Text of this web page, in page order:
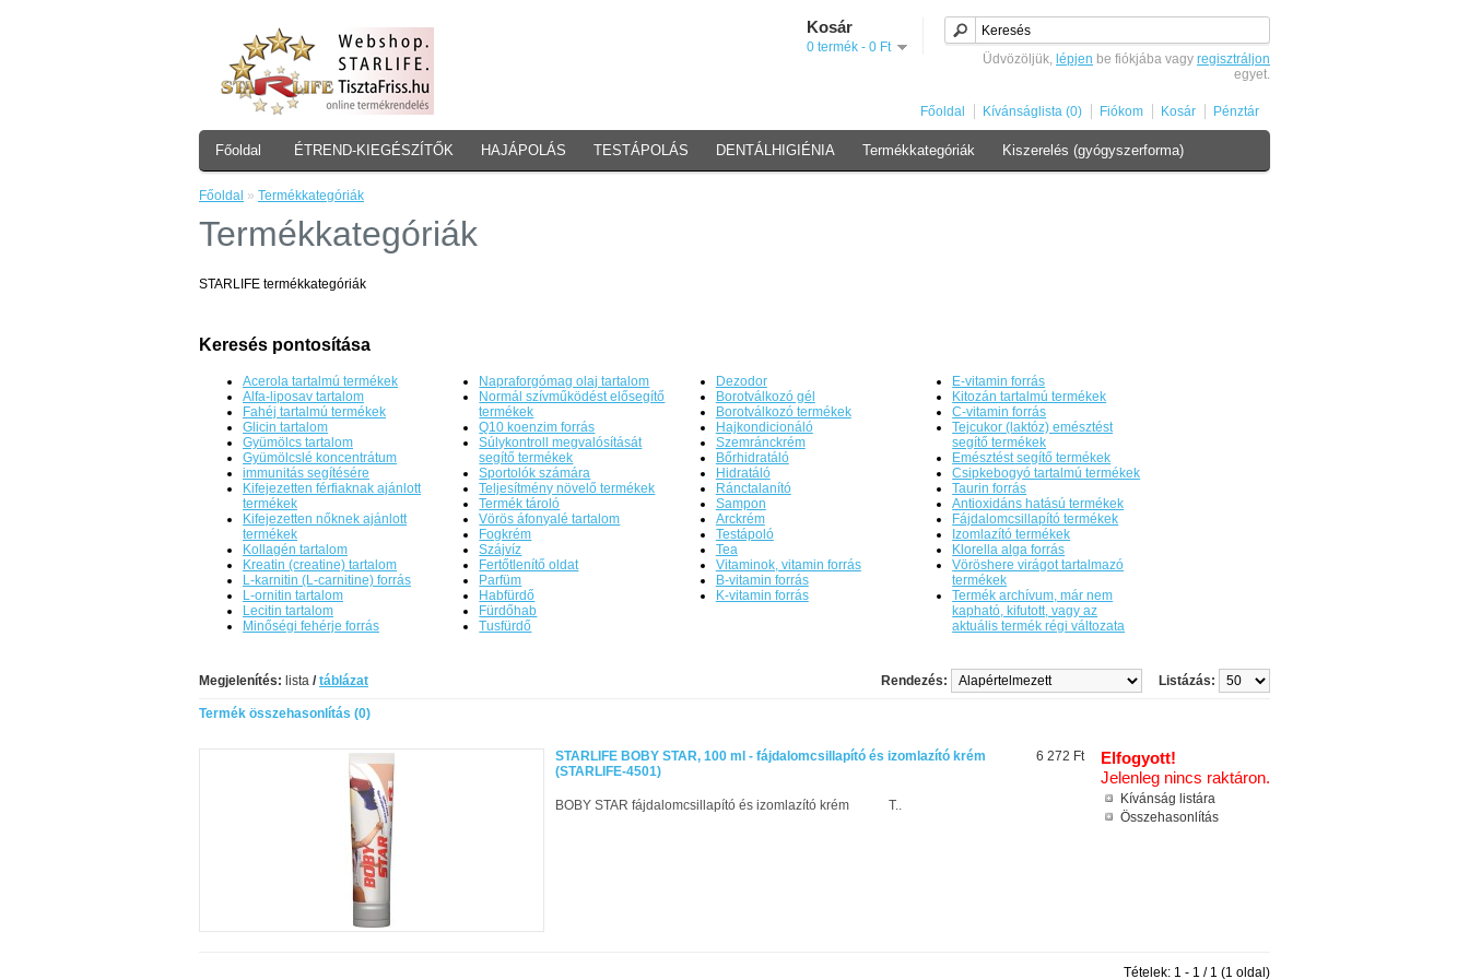
Kosár
0 termék - 0 Ft
Üdvözöljük, lépjen be fiókjába vagy regisztráljon
egyet.
Főoldal Kívánságlista (0) Fiókom Kosár Pénztár
Főoldal ÉTREND-KIEGÉSZÍTŐK HAJÁPOLÁS TESTÁPOLÁS DENTÁLHIGIÉNIA Termékkategóriák Kiszerelés (gyógyszerforma)
Főoldal » Termékkategóriák
Termékkategóriák
STARLIFE termékkategóriák
Keresés pontosítása
Acerola tartalmú termékek
Alfa-liposav tartalom
Fahéj tartalmú termékek
Glicin tartalom
Gyümölcs tartalom
Gyümölcslé koncentrátum
immunitás segítésére
Kifejezetten férfiaknak ajánlott
termékek
Kifejezetten nőknek ajánlott
termékek
Kollagén tartalom
Kreatin (creatine) tartalom
L-karnitin (L-carnitine) forrás
L-ornitin tartalom
Lecitin tartalom
Minőségi fehérje forrás
Napraforgómag olaj tartalom
Normál szívműködést elősegítő
termékek
Q10 koenzim forrás
Súlykontroll megvalósítását
segítő termékek
Sportolók számára
Teljesítmény növelő termékek
Termék tároló
Vörös áfonyalé tartalom
Fogkrém
Szájvíz
Fertőtlenítő oldat
Parfüm
Habfürdő
Fürdőhab
Tusfürdő
Dezodor
Borotválkozó gél
Borotválkozó termékek
Hajkondicionáló
Szemránckrém
Bőrhidratáló
Hidratáló
Ránctalanító
Sampon
Arckrém
Testápoló
Tea
Vitaminok, vitamin forrás
B-vitamin forrás
K-vitamin forrás
E-vitamin forrás
Kitozán tartalmú termékek
C-vitamin forrás
Tejcukor (laktóz) emésztést
segítő termékek
Emésztést segítő termékek
Csipkebogyó tartalmú termékek
Taurin forrás
Antioxidáns hatású termékek
Fájdalomcsillapító termékek
Izomlazító termékek
Klorella alga forrás
Vöröshere virágot tartalmazó
termékek
Termék archívum, már nem
kapható, kifutott, vagy az
aktuális termék régi változata
Megjelenítés: lista / táblázat Listázás:
Rendezés:
Termék összehasonlítás (0)
Elfogyott!
Jelenleg nincs raktáron.
Kívánság listára
Összehasonlítás
6 272 Ft
STARLIFE BOBY STAR, 100 ml - fájdalomcsillapító és izomlazító krém
(STARLIFE-4501)
BOBY STAR fájdalomcsillapító és izomlazító krém T..
Tételek: 1 - 1 / 1 (1 oldal)